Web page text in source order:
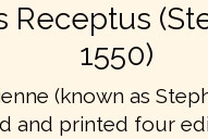
Receptus
1550)
(known as
and printed four